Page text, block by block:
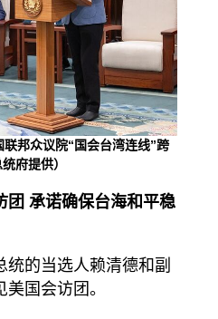
邦众议院“国会台湾连线”跨
府提供）
团 承诺确保台海和平稳
统的当选人赖清德和副
国会访团。